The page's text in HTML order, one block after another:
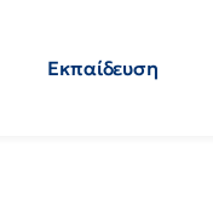
Εκπαίδευση